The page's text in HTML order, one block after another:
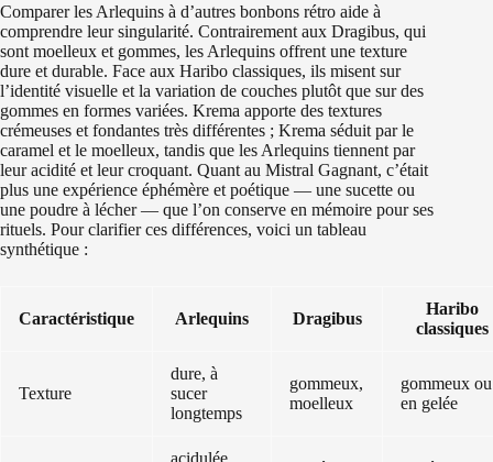
Comparer les Arlequins à d’autres bonbons rétro aide à
comprendre leur singularité. Contrairement aux Dragibus, qui
sont moelleux et gommes, les Arlequins offrent une texture
dure et durable. Face aux Haribo classiques, ils misent sur
l’identité visuelle et la variation de couches plutôt que sur des
gommes en formes variées. Krema apporte des textures
crémeuses et fondantes très différentes ; Krema séduit par le
caramel et le moelleux, tandis que les Arlequins tiennent par
leur acidité et leur croquant. Quant au Mistral Gagnant, c’était
plus une expérience éphémère et poétique — une sucette ou
une poudre à lécher — que l’on conserve en mémoire pour ses
rituels. Pour clarifier ces différences, voici un tableau
synthétique :
Caractéristique Arlequins Dragibus
Haribo
classiques
Texture
dure, à
sucer
longtemps
gommeux,
moelleux
gommeux ou
en gelée
acidulée,